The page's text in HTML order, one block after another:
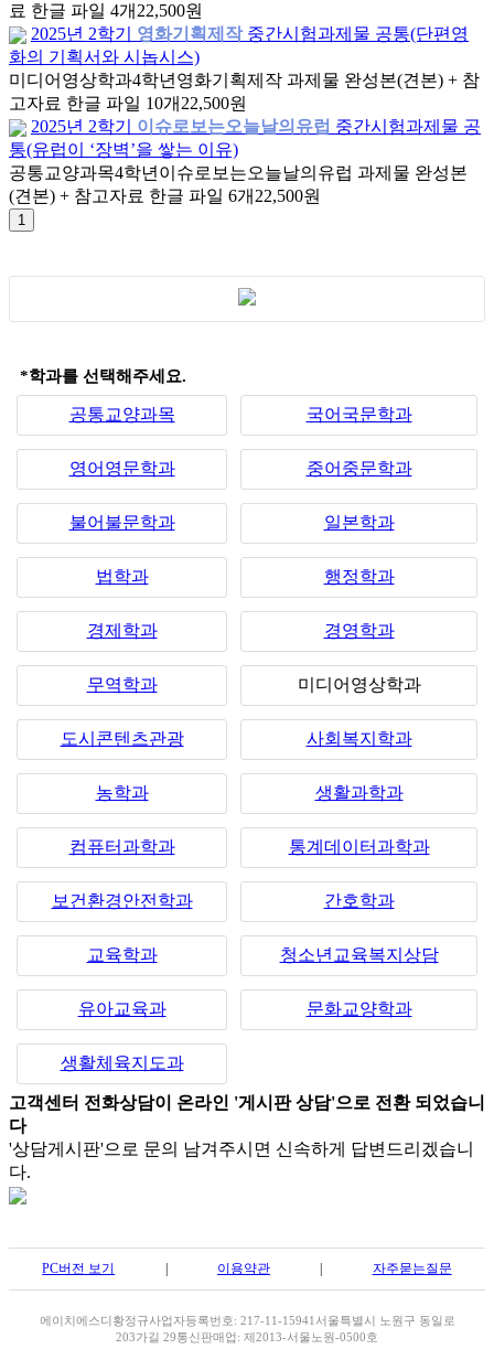
료 한글 파일 4개 22,500원
2025년 2학기
영화기획제작 중간시험과제물 공통(단편영
화의 기획서와 시놉시스)
미디어영상학과4학년 영화기획제작 과제물 완성본(견본) + 참
고자료 한글 파일 10개 22,500원
2025년 2학기
이슈로보는오늘날의유럽 중간시험과제물 공
통(유럽이 ‘장벽’을 쌓는 이유)
공통교양과목4학년 이슈로보는오늘날의유럽 과제물 완성본
(견본) + 참고자료 한글 파일 6개 22,500원
*학과를 선택해주세요.
공통교양과목 국어국문학과
영어영문학과 중어중문학과
불어불문학과 일본학과
법학과 행정학과
경제학과 경영학과
무역학과 미디어영상학과
도시콘텐츠관광 사회복지학과
농학과 생활과학과
컴퓨터과학과 통계데이터과학과
보건환경안전학과 간호학과
교육학과 청소년교육복지상담
유아교육과 문화교양학과
생활체육지도과
고객센터 전화상담이 온라인 '게시판 상담'으로 전환 되었습니
다
'상담게시판'으로 문의 남겨주시면 신속하게 답변드리겠습니
다.
PC버전 보기 이용약관 자주묻는질문
에이치에스디황정규사업자등록번호: 217-11-15941 서울특별시 노원구 동일로
203가길 29통신판매업: 제2013-서울노원-0500호